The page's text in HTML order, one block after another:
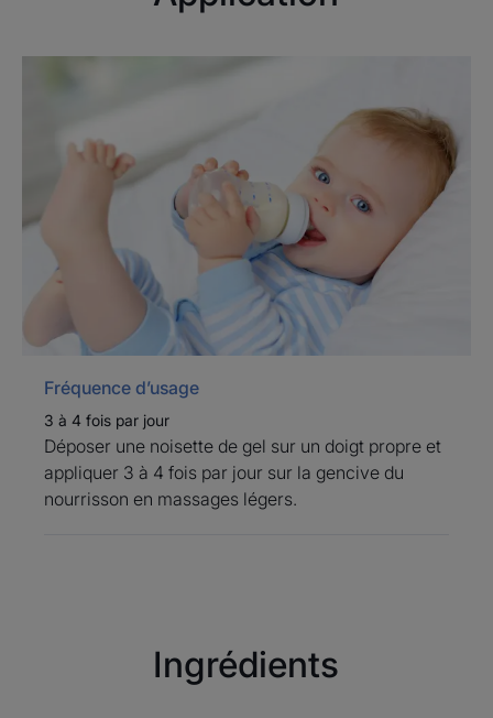
enfants pour diminuer
premières dents.
Un gel dentaire de massage gingival aux extraits de
fleur de camomille et de racine de guimauve issus de
plantes connues pour leurs propriétés apaisantes et
adoucissantes.
Bénéfices
• APAISE : les gencives des nourrissons dès 3 mois
grâce à sa formule contenant des extraits de fleur de
camomille et de racine de guimauve.
• FACILITE : le massage des gencives durant les
Texture Environnement
Fréquence d’usage
3 à 4 fois par jour
Déposer une noisette de gel sur un doigt propre et
appliquer 3 à 4 fois par jour sur la gencive du
nourrisson en massages légers.
Ingrédients